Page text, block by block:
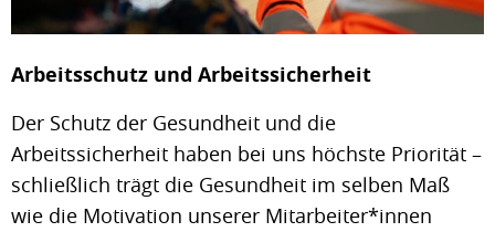
Arbeitsschutz und Arbeitssicherheit
Der Schutz der Gesundheit und die
Arbeitssicherheit haben bei uns höchste Priorität –
schließlich trägt die Gesundheit im selben Maß
wie die Motivation unserer Mitarbeiter*innen